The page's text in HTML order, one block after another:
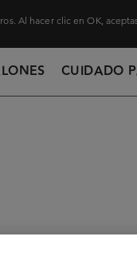
Al hacer clic en OK,
CUIDADO